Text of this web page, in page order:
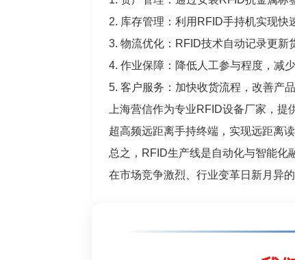
2. 库存管理：利用RFID手持机实现快
3. 物流优化：RFID技术自动记录更新
4. 作业保障：降低人工参与程度，减
5. 客户服务：加快收货流程，改善产
上海营信作为专业RFID设备厂家，
超高频远距离手持终端，实现远距离
总之，RFID生产线是自动化与智能化
在市场竞争激烈、行业变革日新月异